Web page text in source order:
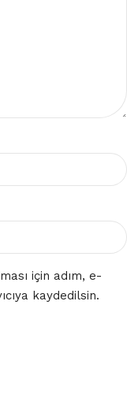
için adım, e-
kaydedilsin.